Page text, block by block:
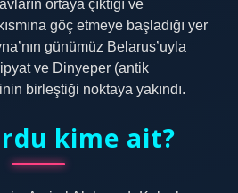
ortaya çıktığı ve
göç etmeye başladığı yer
günümüz Belarus’uyla
ve Dinyeper (antik
birleştiği noktaya yakındı.
kime ait?